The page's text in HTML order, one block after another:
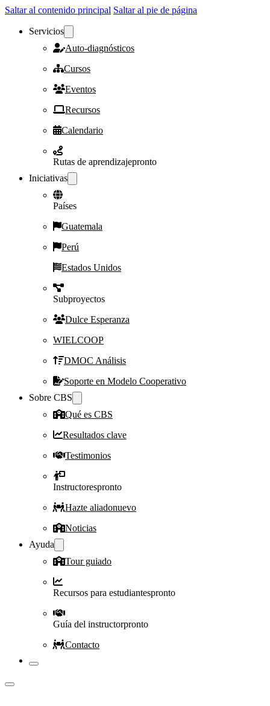
Saltar al contenido principal Saltar al pie de página
Servicios
Auto-diagnósticos
Cursos
Eventos
Recursos
Calendario
Rutas de aprendizajepronto
Iniciativas
Países
Guatemala
Perú
Estados Unidos
Subproyectos
Dulce Esperanza
WIELCOOP
DMOC Análisis
Soporte en Modelo Cooperativo
Sobre CBS
Qué es CBS
Resultados clave
Testimonios
Instructorespronto
Hazte aliadonuevo
Noticias
Ayuda
Tour guiado
Recursos para estudiantespronto
Guía del instructorpronto
Contacto